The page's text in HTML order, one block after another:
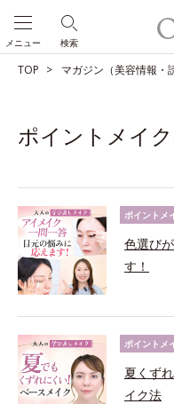
検索
メニュー
TOP マガジン（美容情報・
ポイントメイ
ポイントメ
色選び
す！
ポイントメ
夏くず
イク法